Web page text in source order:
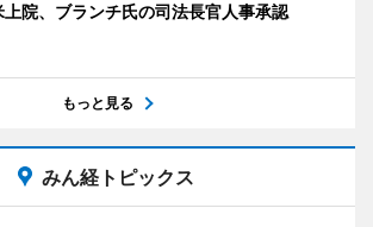
上院、ブランチ氏の司法長官人事承認
もっと見る
みん経トピックス